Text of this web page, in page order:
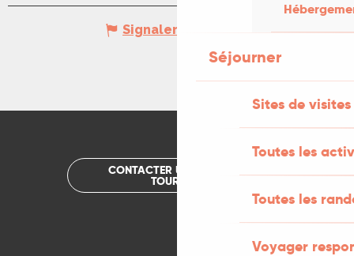
Séjourner
Sites de visites
Toutes les
Toutes les
Voyager
Signaler une erreur
CONTACTER UN OFFICE DE
TOURISME